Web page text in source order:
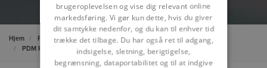
Hjem Produktdesign & PLM
Design & konstruktion
PDM Product Data Management
brugeroplevelsen og vise dig relevant online
markedsføring. Vi gør kun dette, hvis du giver
dit samtykke nedenfor, og du kan til enhver tid
trække det tilbage. Du har også ret til adgang,
indsigelse, sletning, berigtigelse,
begrænsning, dataportabilitet og til at indgive